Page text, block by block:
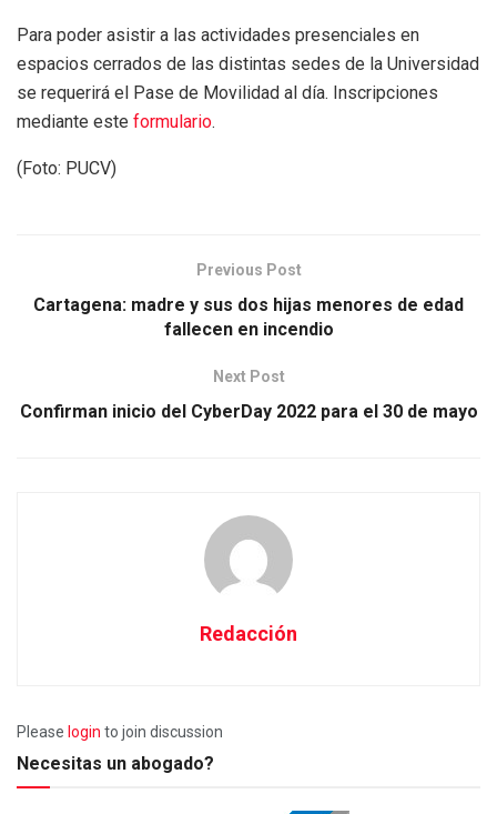
Para poder asistir a las actividades presenciales en
espacios cerrados de las distintas sedes de la Universidad
se requerirá el Pase de Movilidad al día. Inscripciones
mediante este formulario.
(Foto: PUCV)
Previous Post
Cartagena: madre y sus dos hijas menores de edad
fallecen en incendio
Next Post
Confirman inicio del CyberDay 2022 para el 30 de mayo
Redacción
Please login to join discussion
Necesitas un abogado?